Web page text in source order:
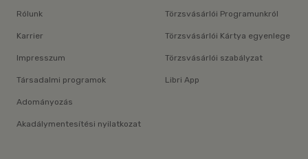
Rólunk
Karrier
Impresszum
Társadalmi programok
Adományozás
Akadálymentesítési nyilatkozat
Törzsvásárlói Programunkról
Törzsvásárlói Kártya egyenlege
Törzsvásárlói szabályzat
Libri App